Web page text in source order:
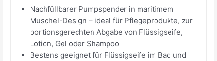
Nachfüllbarer Pumpspender in maritimem
Muschel-Design – ideal für Pflegeprodukte, zur
portionsgerechten Abgabe von Flüssigseife,
Lotion, Gel oder Shampoo
Bestens geeignet für Flüssigseife im Bad und